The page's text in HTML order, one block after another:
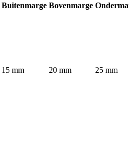
Buitenmarge Bovenmarge
15 mm 20 mm 25 mm